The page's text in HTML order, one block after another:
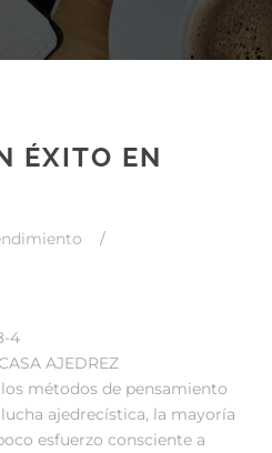
ÉXITO EN
/
4
AJEDREZ
métodos de pensamiento
ajedrecística, la mayoría
esfuerzo consciente a